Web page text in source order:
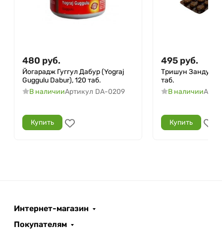
480 руб.
Йогарадж Гуггул Дабур (Yograj
Guggulu Dabur), 120 таб.
В наличииАртикул DA-0209
Купить
495 руб.
Тришун Занду
таб.
В наличии
Купить
Интернет-магазин
Покупателям